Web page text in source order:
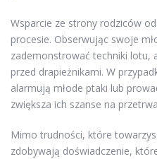
Wsparcie ze strony rodziców
procesie. Obserwując swoje
zademonstrować techniki lotu,
przed drapieżnikami. W
alarmują młode ptaki lub
zwiększa ich szanse na
Mimo trudności, które
zdobywają doświadczenie,